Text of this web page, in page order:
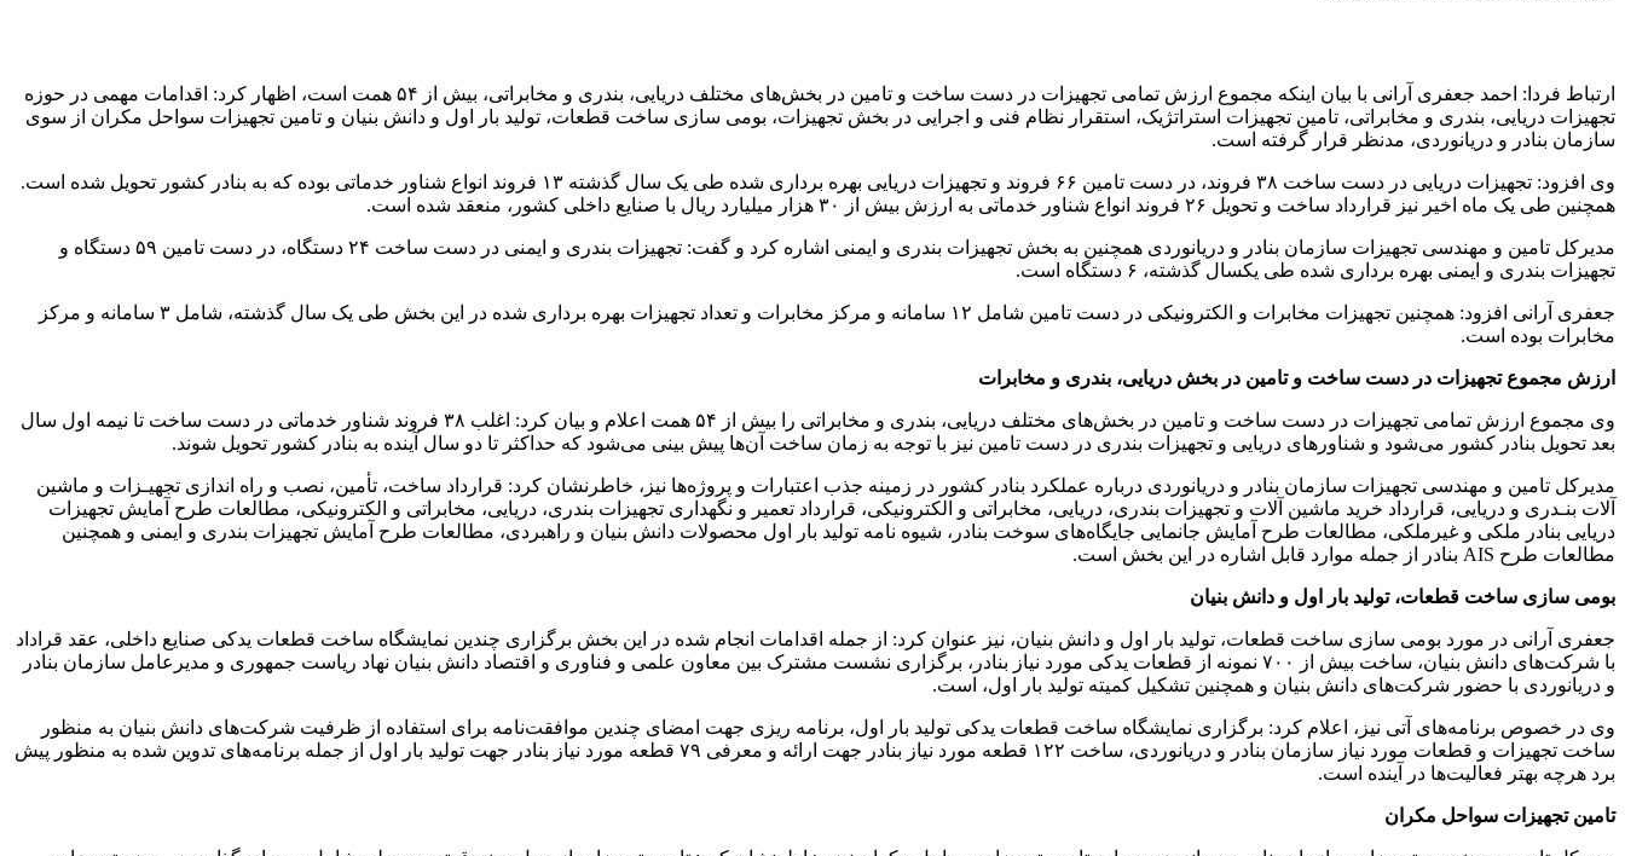
ارتباط فردا: احمد جعفری آرانی با بیان اینکه مجموع ارزش تمامی تجهیزات در دست ساخت و تامین در بخش‌های مختلف دریایی، بندری و مخابراتی، بیش از ۵۴ همت است، اظهار کرد: اقدامات مهمی در حوزه
تجهیزات دریایی، بندری و مخابراتی، تامین تجهیزات استراتژیک، استقرار نظام فنی و اجرایی در بخش تجهیزات، بومی سازی ساخت قطعات، تولید بار اول و دانش بنیان و تامین تجهیزات سواحل مکران از سوی
سازمان بنادر و دریانوردی، مدنظر قرار گرفته است.
وی افزود: تجهیزات دریایی در دست ساخت ۳۸ فروند، در دست تامین ۶۶ فروند و تجهیزات دریایی بهره برداری شده طی یک سال گذشته ۱۳ فروند انواع شناور خدماتی بوده که به بنادر کشور تحویل شده است.
همچنین طی یک ماه اخیر نیز قرارداد ساخت و تحویل ۲۶ فروند انواع شناور خدماتی به ارزش بیش از ۳۰ هزار میلیارد ریال با صنایع داخلی کشور، منعقد شده است.
مدیرکل تامین و مهندسی تجهیزات سازمان بنادر و دریانوردی همچنین به بخش تجهیزات بندری و ایمنی اشاره کرد و گفت: تجهیزات بندری و ایمنی در دست ساخت ۲۴ دستگاه، در دست تامین ۵۹ دستگاه و
تجهیزات بندری و ایمنی بهره برداری شده طی یکسال گذشته، ۶ دستگاه است.
جعفری آرانی افزود: همچنین تجهیزات مخابرات و الکترونیکی در دست تامین شامل ۱۲ سامانه و مرکز مخابرات و تعداد تجهیزات بهره برداری شده در این بخش طی یک سال گذشته، شامل ۳ سامانه و مرکز
مخابرات بوده است.
ارزش مجموع تجهیزات در دست ساخت و تامین در بخش دریایی، بندری و مخابرات
وی مجموع ارزش تمامی تجهیزات در دست ساخت و تامین در بخش‌های مختلف دریایی، بندری و مخابراتی را بیش از ۵۴ همت اعلام و بیان کرد: اغلب ۳۸ فروند شناور خدماتی در دست ساخت تا نیمه اول سال
بعد تحویل بنادر کشور می‌شود و شناورهای دریایی و تجهیزات بندری در دست تامین نیز با توجه به زمان ساخت آن‌ها پیش بینی می‌شود که حداکثر تا دو سال آینده به بنادر کشور تحویل شوند.
مدیرکل تامین و مهندسی تجهیزات سازمان بنادر و دریانوردی درباره عملکرد بنادر کشور در زمینه جذب اعتبارات و پروژه‌ها نیز، خاطرنشان کرد: قرارداد ساخت، تأمین، نصب و راه اندازی تجهیـزات و ماشین
آلات بنـدری و دریایی، قرارداد خرید ماشین آلات و تجهیزات بندری، دریایی، مخابراتی و الکترونیکی، قرارداد تعمیر و نگهداری تجهیزات بندری، دریایی، مخابراتی و الکترونیکی، مطالعات طرح آمایش تجهیزات
دریایی بنادر ملکی و غیرملکی، مطالعات طرح آمایش جانمایی جایگاه‌های سوخت بنادر، شیوه نامه تولید بار اول محصولات دانش بنیان و راهبردی، مطالعات طرح آمایش تجهیزات بندری و ایمنی و همچنین
مطالعات طرح AIS بنادر از جمله موارد قابل اشاره در این بخش است.
بومی سازی ساخت قطعات، تولید بار اول و دانش بنیان
جعفری آرانی در مورد بومی سازی ساخت قطعات، تولید بار اول و دانش بنیان، نیز عنوان کرد: از جمله اقدامات انجام شده در این بخش برگزاری چندین نمایشگاه ساخت قطعات یدکی صنایع داخلی، عقد قراداد
با شرکت‌های دانش بنیان، ساخت بیش از ۷۰۰ نمونه از قطعات یدکی مورد نیاز بنادر، برگزاری نشست مشترک بین معاون علمی و فناوری و اقتصاد دانش بنیان نهاد ریاست جمهوری و مدیرعامل سازمان بنادر
و دریانوردی با حضور شرکت‌های دانش بنیان و همچنین تشکیل کمیته تولید بار اول، است.
وی در خصوص برنامه‌های آتی نیز، اعلام کرد: برگزاری نمایشگاه ساخت قطعات یدکی تولید بار اول، برنامه ریزی جهت امضای چندین موافقت‌نامه برای استفاده از ظرفیت شرکت‌های دانش بنیان به منظور
ساخت تجهیزات و قطعات مورد نیاز سازمان بنادر و دریانوردی، ساخت ۱۲۲ قطعه مورد نیاز بنادر جهت ارائه و معرفی ۷۹ قطعه مورد نیاز بنادر جهت تولید بار اول از جمله برنامه‌های تدوین شده به منظور پیش
برد هرچه بهتر فعالیت‌ها در آینده است.
تامین تجهیزات سواحل مکران